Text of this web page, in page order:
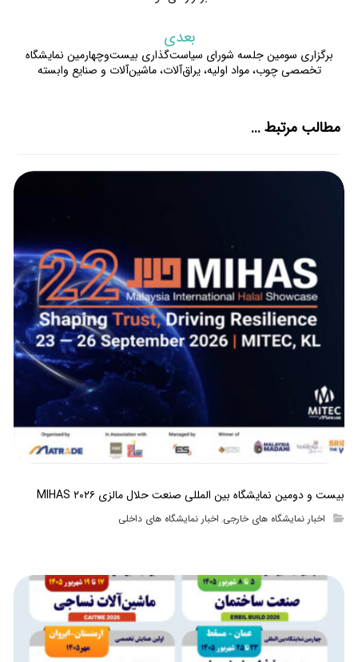
بعدی
برگزاری سومین جلسه شورای سیاست‌گذاری بیست‌وچهارمین نمایشگاه
تخصصی چوب، مواد اولیه، یراق‌آلات، ماشین‌آلات و صنایع وابسته
مطالب مرتبط ...
بیست و دومین نمایشگاه بین المللی صنعت حلال مالزی MIHAS ۲۰۲۶
اخبار نمایشگاه های خارجی, اخبار نمایشگاه های داخلی